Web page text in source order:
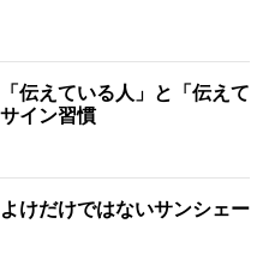
伝えている人」と「伝えて
イン習慣
けだけではないサンシェー